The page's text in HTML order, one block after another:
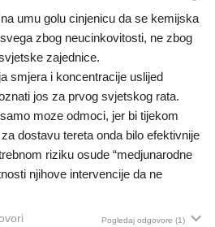
umu golu cinjenicu da se kemijska
zbog neucinkovitosti, ne zbog
zajednice.
smjera i koncentracije uslijed
jos za prvog svjetskog rata.
moze odmoci, jer bi tijekom
dostavu tereta onda bilo efektivnije
riziku osude “medjunarodne
njihove intervencije da ne
Pogledaj odgovore (1)